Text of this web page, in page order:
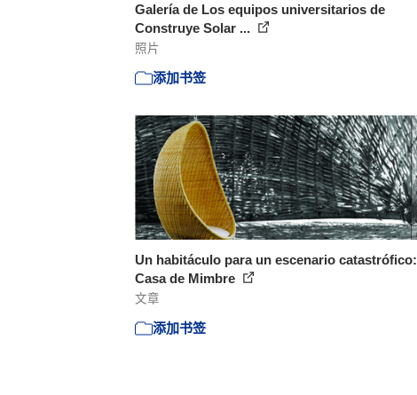
Galería de Los equipos universitarios de
Construye Solar ...
照片
添加书签
Un habitáculo para un escenario catastrófico:
Casa de Mimbre
文章
添加书签